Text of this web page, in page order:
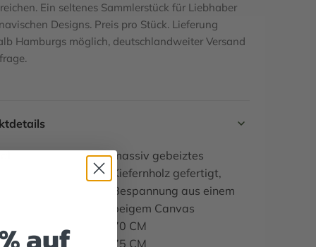
Ein seltenes Sammlerstück für Liebhaber
Designs. Preis pro Stück. Lieferung
Hamburgs möglich, deutschlandweiter Versand
massiv gebeiztes
Kiefernholz gefertigt,
Bespannung aus einem
beigem Canvas
70 CM
75 CM